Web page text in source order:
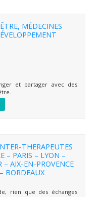
MÉDECINES
et partager avec des
THERAPEUTES
– PARIS – LYON –
– AIX-EN-PROVENCE
BORDEAUX
rien que des échanges